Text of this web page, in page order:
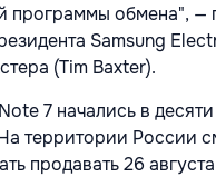
обмена", —
Samsung
(Tim Baxter).
7 начались в десяти
территории России
продавать 26